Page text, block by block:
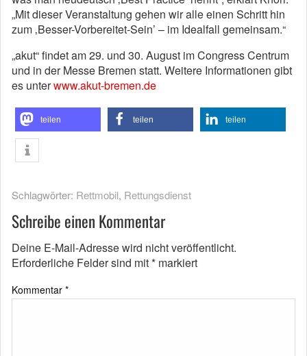
„Mit dieser Veranstaltung gehen wir alle einen Schritt hin
zum ‚Besser-Vorbereitet-Sein’ – im Idealfall gemeinsam.“
„akut“ findet am 29. und 30. August im Congress Centrum
und in der Messe Bremen statt. Weitere Informationen gibt
es unterwww.akut-bremen.de
teilen teilen teilen
Schlagwörter: Rettmobil, Rettungsdienst
Schreibe einen Kommentar
Deine E-Mail-Adresse wird nicht veröffentlicht.
Erforderliche Felder sind mit* markiert
Kommentar *